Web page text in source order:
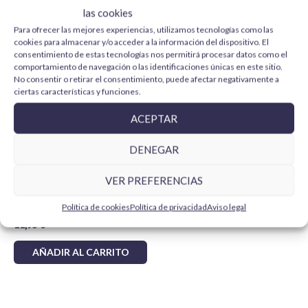
las cookies
Para ofrecer las mejores experiencias, utilizamos tecnologías como las
cookies para almacenar y/o acceder a la información del dispositivo. El
consentimiento de estas tecnologías nos permitirá procesar datos como el
comportamiento de navegación o las identificaciones únicas en este sitio.
No consentir o retirar el consentimiento, puede afectar negativamente a
ciertas características y funciones.
ACEPTAR
DENEGAR
VER PREFERENCIAS
Política de cookiesPolítica de privacidadAviso legal
Colores básicos:
rojos, azules, amarillos y verdes para mezclas y
capas base.
Uniformes y vehículos:tonos militares, verdes
oliva, arenas, grises, ocres y marrones para
modelismo histórico.
Pieles, cuero y madera:
accesorios y escenografía.
Luces y sombras:colores claros, oscuros o
enriquecer acabados.
Para qué es recomendable
Pack 6:buena opción para un proyecto concreto,
stock.
Para más información y otras localizaciones
consulta laspoliticas de envío.
Vallejo Barniz Acrílico
11,95€
AÑADIR AL CARRITO